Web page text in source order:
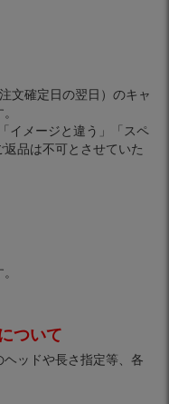
文確定日の翌日）のキャ
イメージと違う」「スペ
品は不可とさせていた
ついて
ッドや長さ指定等、各